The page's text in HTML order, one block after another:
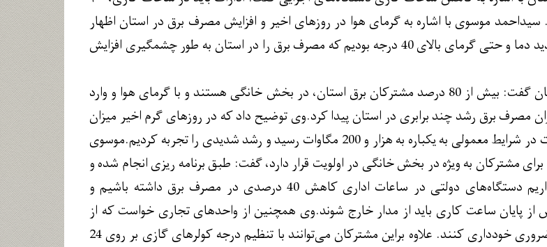
موسوی با اشاره به گرمای هوا در روزهای اخیر و افزایش مصرف برق در استان اظهار
کرد: در روزهای اخیر شاهد افزایش شدید دما و حتی گرمای بالای 40 درجه بودیم که مصرف برق را در استان به طور چشمگیری افزایش
مدیرعامل شرکت توزیع نیروی برق استان گفت: بیش از 80 درصد مشترکان برق استان، در بخش خانگی هستند و با گرمای هوا و وارد
برق رشد چند برابری در استان پیدا کرد.وی توضیح داد که در روزهای گرم اخیر میزان
بار مصرفی برق در استان از 500 مگاوات در شرایط معمولی به یکباره به هزار و 200 مگاوات رسید و رشد شدیدی را تجربه کردیم.موسوی
برای مشترکان به ویژه در بخش خانگی در اولویت قرار دارد، گفت: طبق برنامه ریزی انجام شده و
کاهش ساعت کاری ادارات، انتظار داریم دستگاه‌های دولتی در ساعات اداری کاهش 40 درصدی در مصرف برق داشته باشیم و
پایان ساعت کاری باید از مدار خارج شوند.وی همچنین از واحدهای تجاری خواست که از
روشن کردن لامپ‌های پرمصرف و غیرضروری خودداری کنند. علاوه براین مشترکان می‌توانند با تنظیم درجه کولرهای گازی بر روی 24